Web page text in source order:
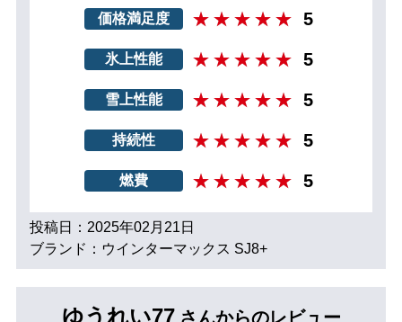
価格満足度 5
氷上性能 5
雪上性能 5
持続性 5
燃費 5
投稿日：2025年02月21日
ブランド：ウインターマックス SJ8+
ゆうれい77 さんからのレビュー